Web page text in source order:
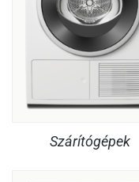
Szárítógépek